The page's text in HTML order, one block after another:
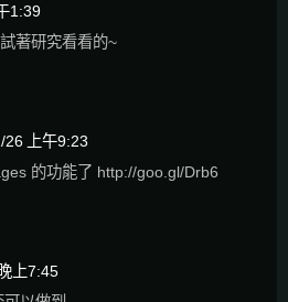
1:39
著研究看看的~
26 上午9:23
的功能了 http://goo.gl/Drb6
上7:45